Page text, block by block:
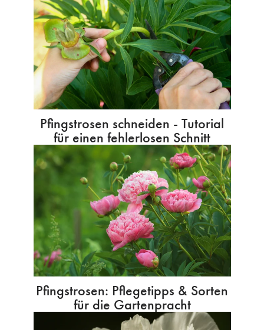
Pfingstrosen schneiden - Tutorial
für einen fehlerlosen Schnitt
Pfingstrosen: Pflegetipps & Sorten
für die Gartenpracht